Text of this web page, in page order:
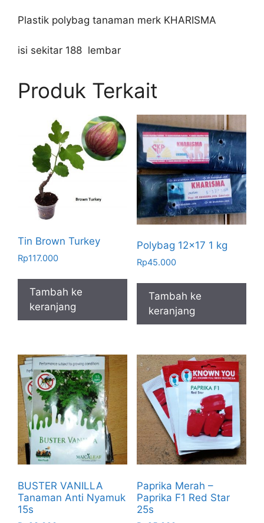
Plastik polybag tanaman merk KHARISMA
isi sekitar 188 lembar
Produk Terkait
Tin Brown Turkey
Rp117.000
Tambah ke
keranjang
Polybag 12×17 1 kg
Rp45.000
Tambah ke
keranjang
BUSTER VANILLA
Tanaman Anti Nyamuk
15s
Paprika Merah –
Paprika F1 Red Star
25s